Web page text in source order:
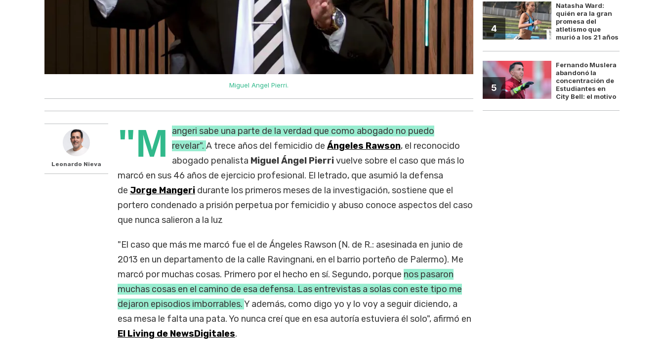
Miguel Angel Pierri.
Leonardo Nieva "M
angeri sabe una parte de la verdad que como abogado no puedo
revelar". A trece años del femicidio de Ángeles Rawson, el reconocido
abogado penalista Miguel Ángel Pierrivuelve sobre el caso que más lo
marcó en sus 46 años de ejercicio profesional. El letrado, que asumió la defensa
de Jorge Mangeri durante los primeros meses de la investigación, sostiene que el
portero condenado a prisión perpetua por femicidio y abuso conoce aspectos del caso
que nunca salieron a la luz
"El caso que más me marcó fue el de Ángeles Rawson (N. de R.: asesinada en junio de
2013 en un departamento de la calle Ravingnani, en el barrio porteño de Palermo). Me
marcó por muchas cosas. Primero por el hecho en sí. Segundo, porque nos pasaron
muchas cosas en el camino de esa defensa. Las entrevistas a solas con este tipo me
dejaron episodios imborrables.Y además, como digo yo y lo voy a seguir diciendo, a
esa mesa le falta una pata. Yo nunca creí que en esa autoría estuviera él solo", afirmó en
El Living de NewsDigitales.
4
Natasha Ward:
quién era la gran
promesa del
atletismo que
murió a los 21 años
5
Fernando Muslera
abandonó la
concentración de
Estudiantes en
City Bell: el motivo